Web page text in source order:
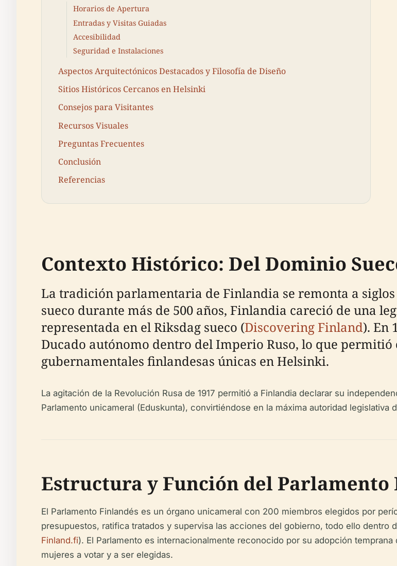
Horarios de Apertura
Entradas y Visitas Guiadas
Accesibilidad
Seguridad e Instalaciones
Aspectos Arquitectónicos Destacados y Filosofía de Diseño
Sitios Históricos Cercanos en Helsinki
Consejos para Visitantes
Recursos Visuales
Preguntas Frecuentes
Conclusión
Referencias
Contexto Histórico: Del Dominio
La tradición parlamentaria de Finlandia se remonta a
sueco durante más de 500 años, Finlandia careció de una
representada en el Riksdag sueco (Discovering Finland). En
Ducado autónomo dentro del Imperio Ruso, lo que
gubernamentales finlandesas únicas en Helsinki.
La agitación de la Revolución Rusa de 1917 permitió a Finlandia declarar su
Parlamento unicameral (Eduskunta), convirtiéndose en la máxima autoridad legislativa
Estructura y Función del Parlamento
El Parlamento Finlandés es un órgano unicameral con 200 miembros elegidos por
presupuestos, ratifica tratados y supervisa las acciones del gobierno, todo ello dentro
Finland.fi). El Parlamento es internacionalmente reconocido por su adopción
mujeres a votar y a ser elegidas.